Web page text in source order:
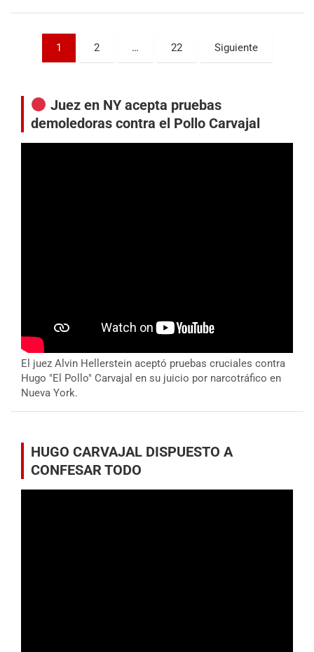
Paginación
1 2 … 22 Siguiente
Juez en NY acepta pruebas
demoledoras contra el Pollo Carvajal
El juez Alvin Hellerstein aceptó pruebas cruciales contra
Hugo "El Pollo" Carvajal en su juicio por narcotráfico en
Nueva York.
HUGO CARVAJAL DISPUESTO A
CONFESAR TODO